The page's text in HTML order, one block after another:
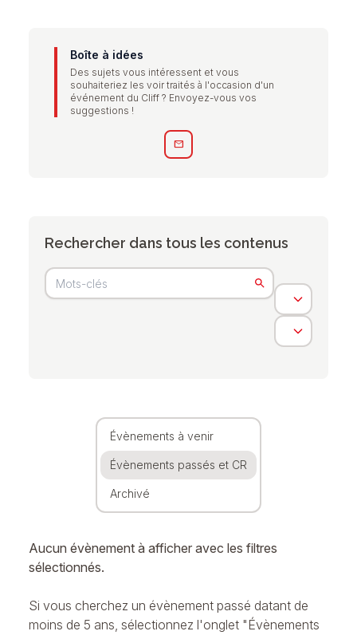
Boîte à idées
Des sujets vous intéressent et vous
souhaiteriez les voir traités à l'occasion d'un
événement du Cliff ? Envoyez-vous vos
suggestions !
mail
Rechercher dans tous les contenus
Évènements à venir
Évènements passés et CR
Archivé
Aucun évènement à afficher avec les filtres
sélectionnés.
Si vous cherchez un évènement passé datant de
moins de 5 ans, sélectionnez l'onglet "Évènements